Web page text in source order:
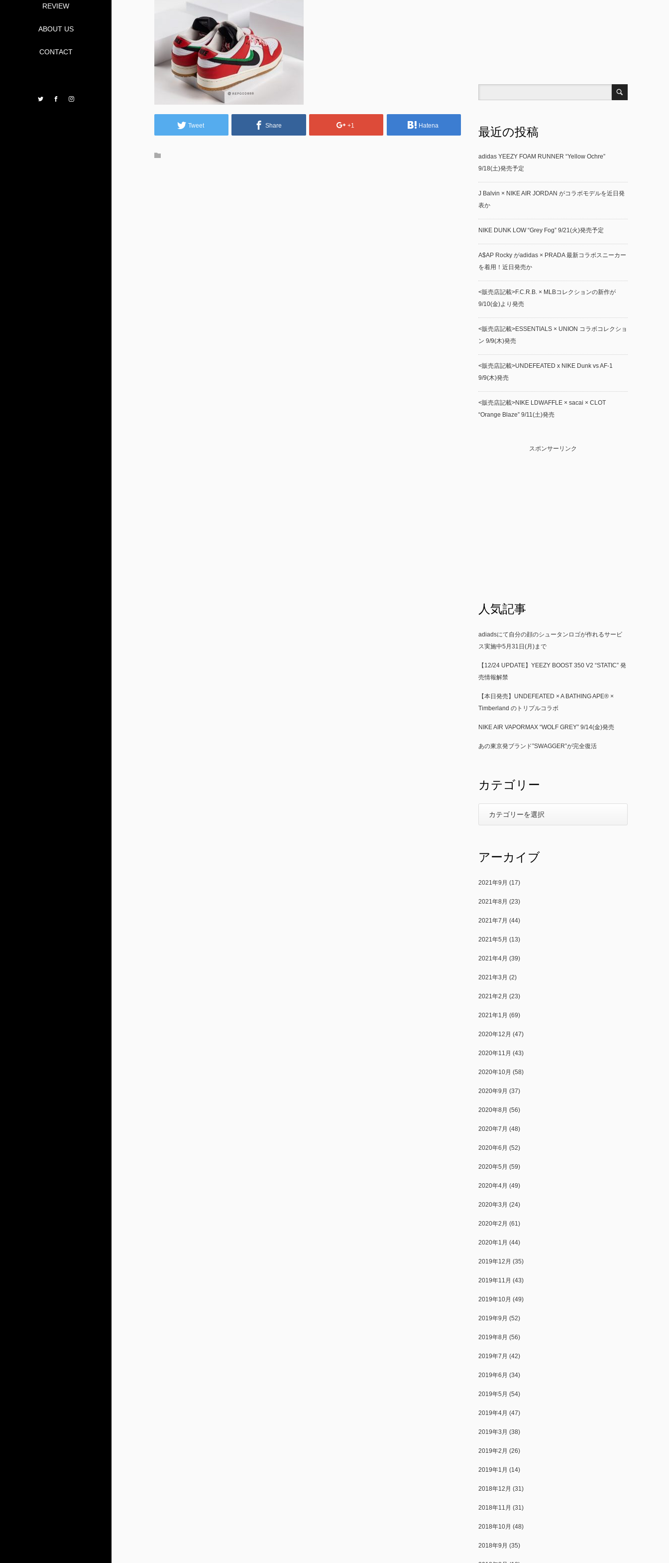
REVIEW
ABOUT US
CONTACT
TwitterFacebook
Tweet Share +1 Hatena 最近の投稿
adidas YEEZY FOAM RUNNER “Yellow Ochre”
9/18(土)発売予定
J Balvin × NIKE AIR JORDAN がコラボモデルを近日発
表か
NIKE DUNK LOW “Grey Fog” 9/21(火)発売予定
A$AP Rocky がadidas × PRADA 最新コラボスニーカー
を着用！近日発売か
<販売店記載>F.C.R.B. × MLBコレクションの新作が
9/10(金)より発売
<販売店記載>ESSENTIALS × UNION コラボコレクショ
ン 9/9(木)発売
<販売店記載>UNDEFEATED x NIKE Dunk vs AF-1
9/9(木)発売
<販売店記載>NIKE LDWAFFLE × sacai × CLOT
“Orange Blaze” 9/11(土)発売
スポンサーリンク
人気記事
adiadsにて自分の顔のシュータンロゴが作れるサービ
ス実施中5月31日(月)まで
【12/24 UPDATE】YEEZY BOOST 350 V2 “STATIC” 発
売情報解禁
【本日発売】UNDEFEATED × A BATHING APE® ×
Timberland のトリプルコラボ
NIKE AIR VAPORMAX “WOLF GREY” 9/14(金)発売
あの東京発ブランド”SWAGGER”が完全復活
カテゴリー
アーカイブ
2021年9月 (17)
2021年8月 (23)
2021年7月 (44)
2021年5月 (13)
2021年4月 (39)
2021年3月 (2)
2021年2月 (23)
2021年1月 (69)
2020年12月 (47)
2020年11月 (43)
2020年10月 (58)
2020年9月 (37)
2020年8月 (56)
2020年7月 (48)
2020年6月 (52)
2020年5月 (59)
2020年4月 (49)
2020年3月 (24)
2020年2月 (61)
2020年1月 (44)
2019年12月 (35)
2019年11月 (43)
2019年10月 (49)
2019年9月 (52)
2019年8月 (56)
2019年7月 (42)
2019年6月 (34)
2019年5月 (54)
2019年4月 (47)
2019年3月 (38)
2019年2月 (26)
2019年1月 (14)
2018年12月 (31)
2018年11月 (31)
2018年10月 (48)
2018年9月 (35)